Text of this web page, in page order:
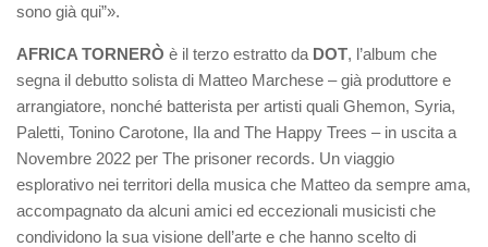
sono già qui”».
AFRICA TORNERÒ è il terzo estratto da DOT, l’album che
segna il debutto solista di Matteo Marchese – già produttore e
arrangiatore, nonché batterista per artisti quali Ghemon, Syria,
Paletti, Tonino Carotone, Ila and The Happy Trees – in uscita a
Novembre 2022 per The prisoner records. Un viaggio
esplorativo nei territori della musica che Matteo da sempre ama,
accompagnato da alcuni amici ed eccezionali musicisti che
condividono la sua visione dell’arte e che hanno scelto di